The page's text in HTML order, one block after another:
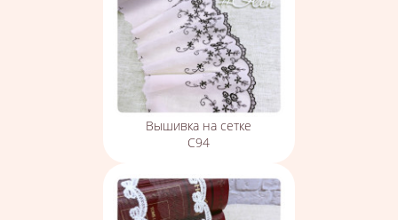
Вышивка на сетке
С94